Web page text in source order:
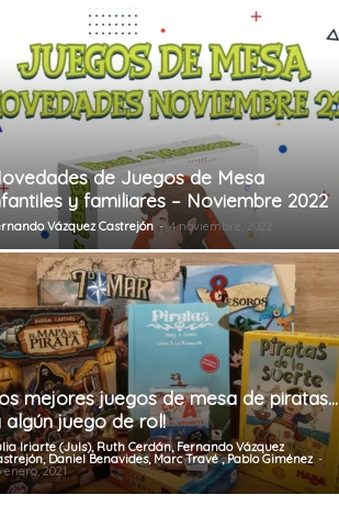
de Juegos de Mesa
y familiares – Noviembre 2022
Vázquez Castrejón - 4 noviembre, 2022
mejores juegos de mesa de piratas…
algún juego de rol!
Iriarte (Juls), Ruth Cerdán, Fernando Vázquez
Daniel Benavides, Marc Travé , Pablo Giménez -
enero, 2021